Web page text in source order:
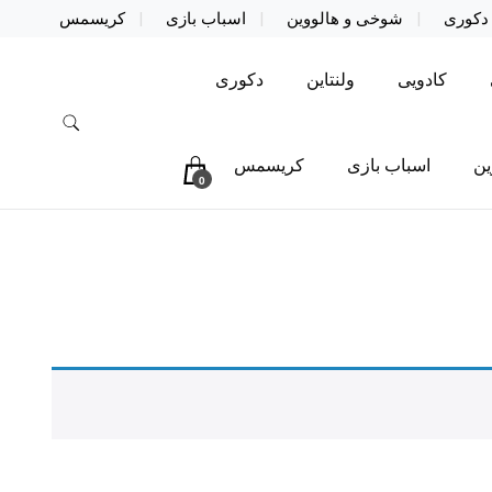
دکوری شوخی و هالووین اسباب بازی کریسمس
کادویی ولنتاین دکوری
اسباب بازی کریسمس
0